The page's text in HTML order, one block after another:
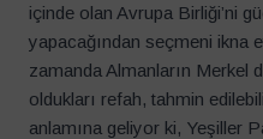
içinde olan Avrupa Birliği’ni
yapacağından seçmeni ikna
zamanda Almanların Merkel
oldukları refah, tahmin
anlamına geliyor ki, Yeşiller